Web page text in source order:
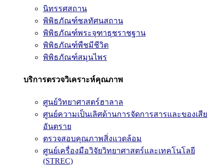
นิทรรศสถาน
พิพิธภัณฑ์ชลทัศนสถาน
พิพิธภัณฑ์พระจุฑาธุชราชฐาน
พิพิธภัณฑ์พืชมีชีวิต
พิพิธภัณฑ์สมุนไพร
บริการตรวจวิเคราะห์คุณภาพ
ศูนย์วิทยาศาสตร์ฮาลาล
ศูนย์ความเป็นเลิศด้านการจัดการสารและของเสีย
อันตราย
ตรวจสอบคุณภาพสิ่งแวดล้อม
ศูนย์เครื่องมือวิจัยวิทยาศาสตร์และเทคโนโลยี
(STREC)